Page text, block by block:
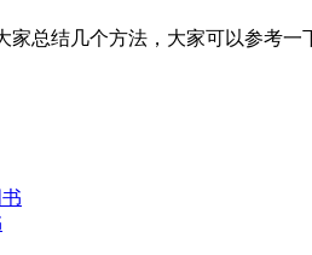
家总结几个方法，大家可以参考